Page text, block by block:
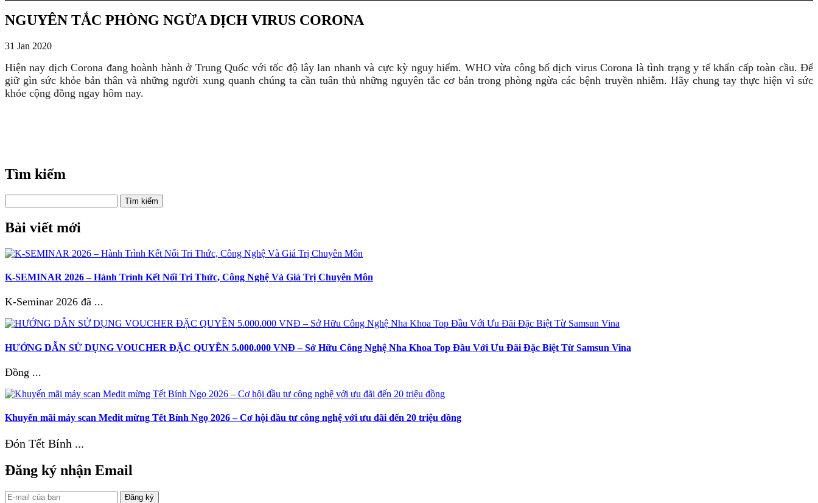
NGUYÊN TẮC PHÒNG NGỪA DỊCH VIRUS CORONA
31 Jan 2020
Hiện nay dịch Corona đang hoành hành ở Trung Quốc với tốc độ lây lan nhanh và cực kỳ nguy hiểm. WHO vừa công bố dịch virus Corona là tình trạng y tế khẩn cấp toàn cầu. Để
giữ gìn sức khỏe bản thân và những người xung quanh chúng ta cần tuân thủ những nguyên tắc cơ bản trong phòng ngừa các bệnh truyền nhiễm. Hãy chung tay thực hiện vì sức
khỏe cộng đồng ngay hôm nay.
Tìm kiếm
Tìm kiếm
Bài viết mới
K-SEMINAR 2026 – Hành Trình Kết Nối Tri Thức, Công Nghệ Và Giá Trị Chuyên Môn
K-Seminar 2026 đã ...
HƯỚNG DẪN SỬ DỤNG VOUCHER ĐẶC QUYỀN 5.000.000 VNĐ – Sở Hữu Công Nghệ Nha Khoa Top Đầu Với Ưu Đãi Đặc Biệt Từ Samsun Vina
Đồng ...
Khuyến mãi máy scan Medit mừng Tết Bính Ngọ 2026 – Cơ hội đầu tư công nghệ với ưu đãi đến 20 triệu đồng
Đón Tết Bính ...
Đăng ký nhận Email
Đăng ký